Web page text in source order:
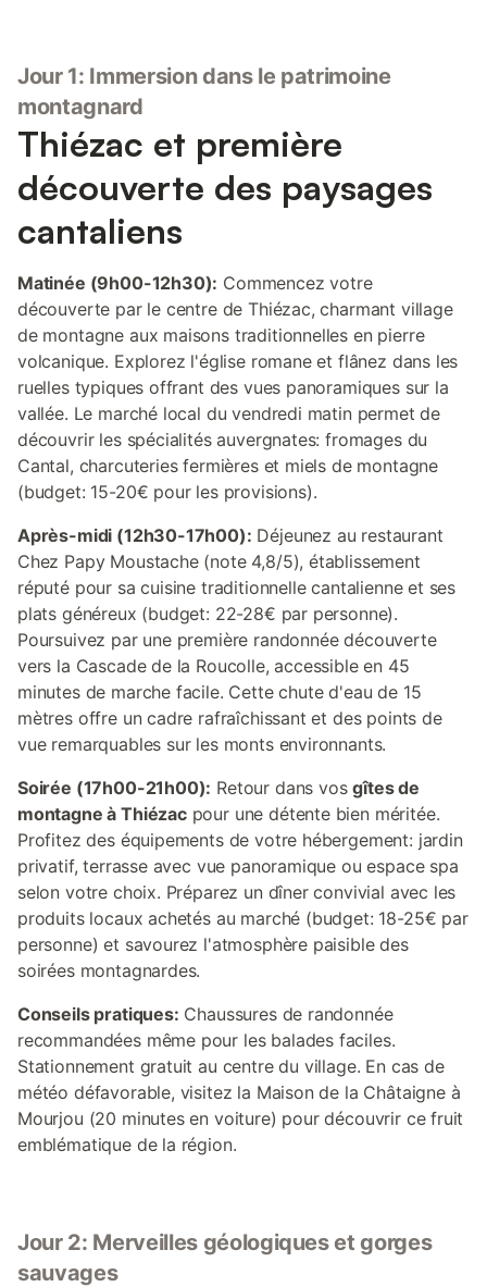
Jour 1: Immersion dans le patrimoine
montagnard
Thiézac et première
découverte des paysages
cantaliens
Matinée (9h00-12h30): Commencez votre
découverte par le centre de Thiézac, charmant village
de montagne aux maisons traditionnelles en pierre
volcanique. Explorez l'église romane et flânez dans les
ruelles typiques offrant des vues panoramiques sur la
vallée. Le marché local du vendredi matin permet de
découvrir les spécialités auvergnates: fromages du
Cantal, charcuteries fermières et miels de montagne
(budget: 15-20€ pour les provisions).
Après-midi (12h30-17h00): Déjeunez au restaurant
Chez Papy Moustache (note 4,8/5), établissement
réputé pour sa cuisine traditionnelle cantalienne et ses
plats généreux (budget: 22-28€ par personne).
Poursuivez par une première randonnée découverte
vers la Cascade de la Roucolle, accessible en 45
minutes de marche facile. Cette chute d'eau de 15
mètres offre un cadre rafraîchissant et des points de
vue remarquables sur les monts environnants.
Soirée (17h00-21h00): Retour dans vosgîtes de
montagne à Thiézacpour une détente bien méritée.
Profitez des équipements de votre hébergement: jardin
privatif, terrasse avec vue panoramique ou espace spa
selon votre choix. Préparez un dîner convivial avec les
produits locaux achetés au marché (budget: 18-25€ par
personne) et savourez l'atmosphère paisible des
soirées montagnardes.
Conseils pratiques: Chaussures de randonnée
recommandées même pour les balades faciles.
Stationnement gratuit au centre du village. En cas de
météo défavorable, visitez la Maison de la Châtaigne à
Mourjou (20 minutes en voiture) pour découvrir ce fruit
emblématique de la région.
Jour 2: Merveilles géologiques et gorges
sauvages